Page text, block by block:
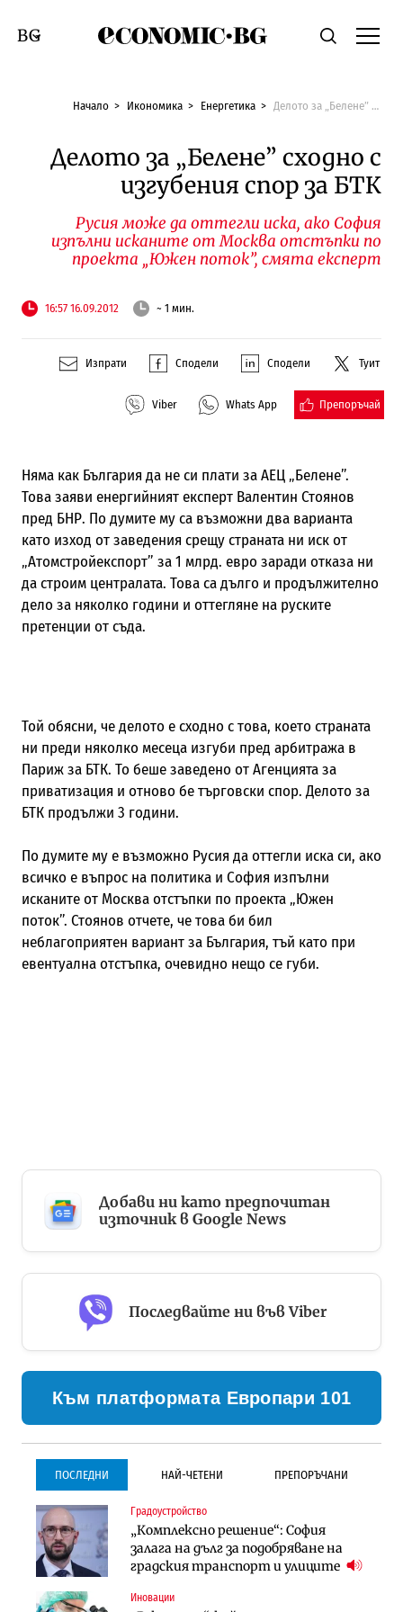
Economic.bgТърсене
Смяна на език
Начало Икономика Енергетика Делото за „Белене” сходно с изгубения спор за БТК
Делото за „Белене” сходно с
изгубения спор за БТК
Русия може да оттегли иска, ако София
изпълни исканите от Москва отстъпки по
проекта „Южен поток”, смята експерт
16:57 16.09.2012 ~ 1 мин.
Изпрати Сподели Сподели Туит
Viber Whats App Препоръчай
Няма как България да не си плати за АЕЦ „Белене”.
Това заяви енергийният експерт Валентин Стоянов
пред БНР. По думите му са възможни два варианта
като изход от заведения срещу страната ни иск от
„Атомстройекспорт” за 1 млрд. евро заради отказа ни
да строим централата. Това са дълго и продължително
дело за няколко години и оттегляне на руските
претенции от съда.
Той обясни, че делото е сходно с това, което страната
ни преди няколко месеца изгуби пред арбитража в
Париж за БТК. То беше заведено от Агенцията за
приватизация и отново бе търговски спор. Делото за
БТК продължи 3 години.
По думите му е възможно Русия да оттегли иска си, ако
всичко е въпрос на политика и София изпълни
исканите от Москва отстъпки по проекта „Южен
поток”. Стоянов отчете, че това би бил
неблагоприятен вариант за България, тъй като при
евентуална отстъпка, очевидно нещо се губи.
Добави ни като предпочитан
източник в Google News
Последвайте ни във Viber
Към платформата Европари 101
ПОСЛЕДНИ НАЙ-ЧЕТЕНИ ПРЕПОРЪЧАНИ
Градоустройство
„Комплексно решение“: София
залага на дълг за подобряване на
градския транспорт и улиците
Иновации
Градоустройство
Столична община избра
изпълнител за преместването на
трамвайното трасе по бул.
Инфраструктура
Проектирането на тунела под
Петрохан ще върви паралелно с
екологичните оценки
Компании